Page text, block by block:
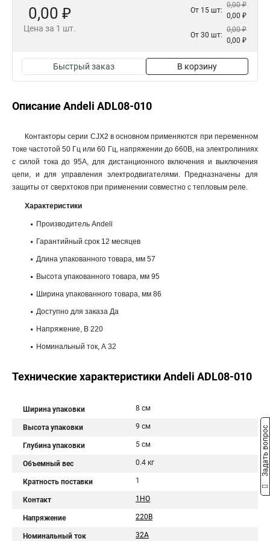
0,00 ₽
Цена за 1 шт.
От 15 шт:
0,00 ₽
0,00 ₽
От 30 шт:
0,00 ₽
0,00 ₽
Быстрый заказ В корзину
Описание Andeli ADL08-010
Контакторы серии CJX2 в основном применяются при переменном
токе частотой 50 Гц или 60 Гц, напряжении до 660В, на электролиниях
с силой тока до 95А, для дистанционного включения и выключения
цепи, и для управления электродвигателями. Предназначены для
защиты от сверхтоков при применении совместно с тепловым реле.
Характеристики
Производитель Andeli
Гарантийный срок 12 месяцев
Длина упакованного товара, мм 57
Высота упакованного товара, мм 95
Ширина упакованного товара, мм 86
Доступно для заказа Да
Напряжение, В 220
Номинальный ток, А 32
Технические характеристики Andeli ADL08-010
Ширина упаковки 8 см
Высота упаковки 9 см
Глубина упаковки 5 см
Объемный вес 0.4 кг
Кратность поставки 1
Контакт 1НО
Напряжение 220В
Номинальный ток 32A
Задать вопрос